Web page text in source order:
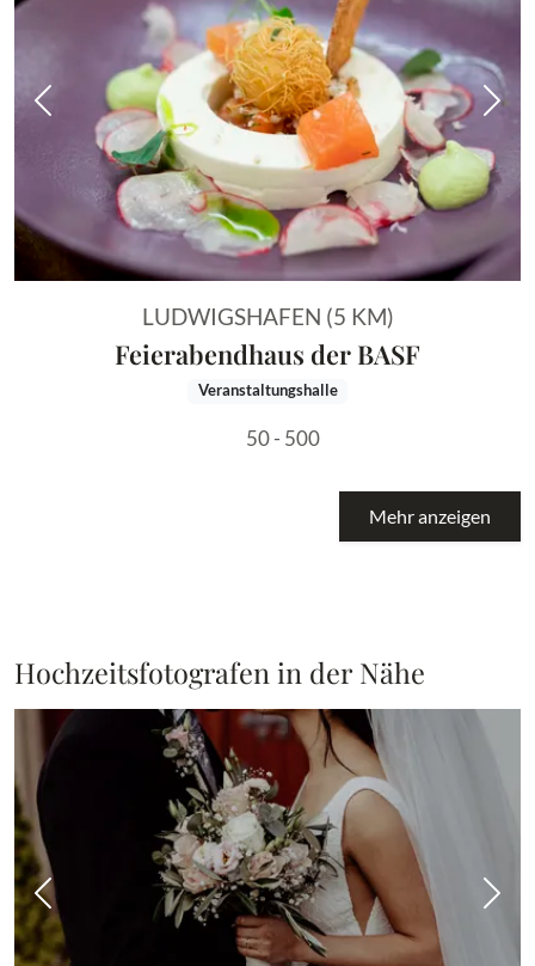
Vorheriges Bild
LUDWIGSHAFEN (5 KM)
Feierabendhaus der BASF
Veranstaltungshalle
50 - 500
Mehr anzeigen
Hochzeitsfotografen in der Nähe
Vorheriges Bild